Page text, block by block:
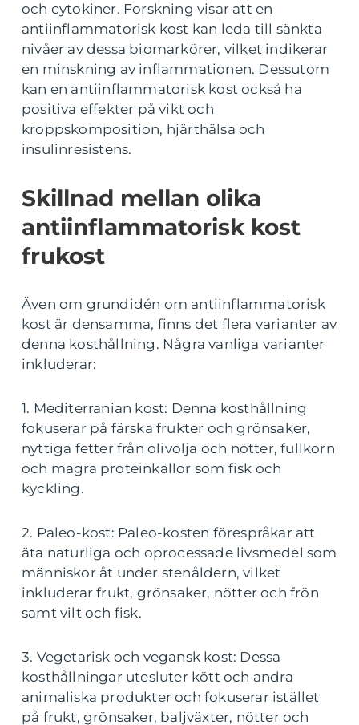
och cytokiner. Forskning visar att en
antiinflammatorisk kost kan leda till sänkta
nivåer av dessa biomarkörer, vilket indikerar
en minskning av inflammationen. Dessutom
kan en antiinflammatorisk kost också ha
positiva effekter på vikt och
kroppskomposition, hjärthälsa och
insulinresistens.
Skillnad mellan olika
antiinflammatorisk kost
frukost
Även om grundidén om antiinflammatorisk
kost är densamma, finns det flera varianter av
denna kosthållning. Några vanliga varianter
inkluderar:
1. Mediterranian kost: Denna kosthållning
fokuserar på färska frukter och grönsaker,
nyttiga fetter från olivolja och nötter, fullkorn
och magra proteinkällor som fisk och
kyckling.
2. Paleo-kost: Paleo-kosten förespråkar att
äta naturliga och oprocessade livsmedel som
människor åt under stenåldern, vilket
inkluderar frukt, grönsaker, nötter och frön
samt vilt och fisk.
3. Vegetarisk och vegansk kost: Dessa
kosthållningar utesluter kött och andra
animaliska produkter och fokuserar istället
på frukt, grönsaker, baljväxter, nötter och